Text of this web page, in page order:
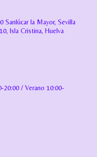
Sanlúcar la Mayor, Sevilla
Isla Cristina, Huelva
20:00 / Verano 10:00-